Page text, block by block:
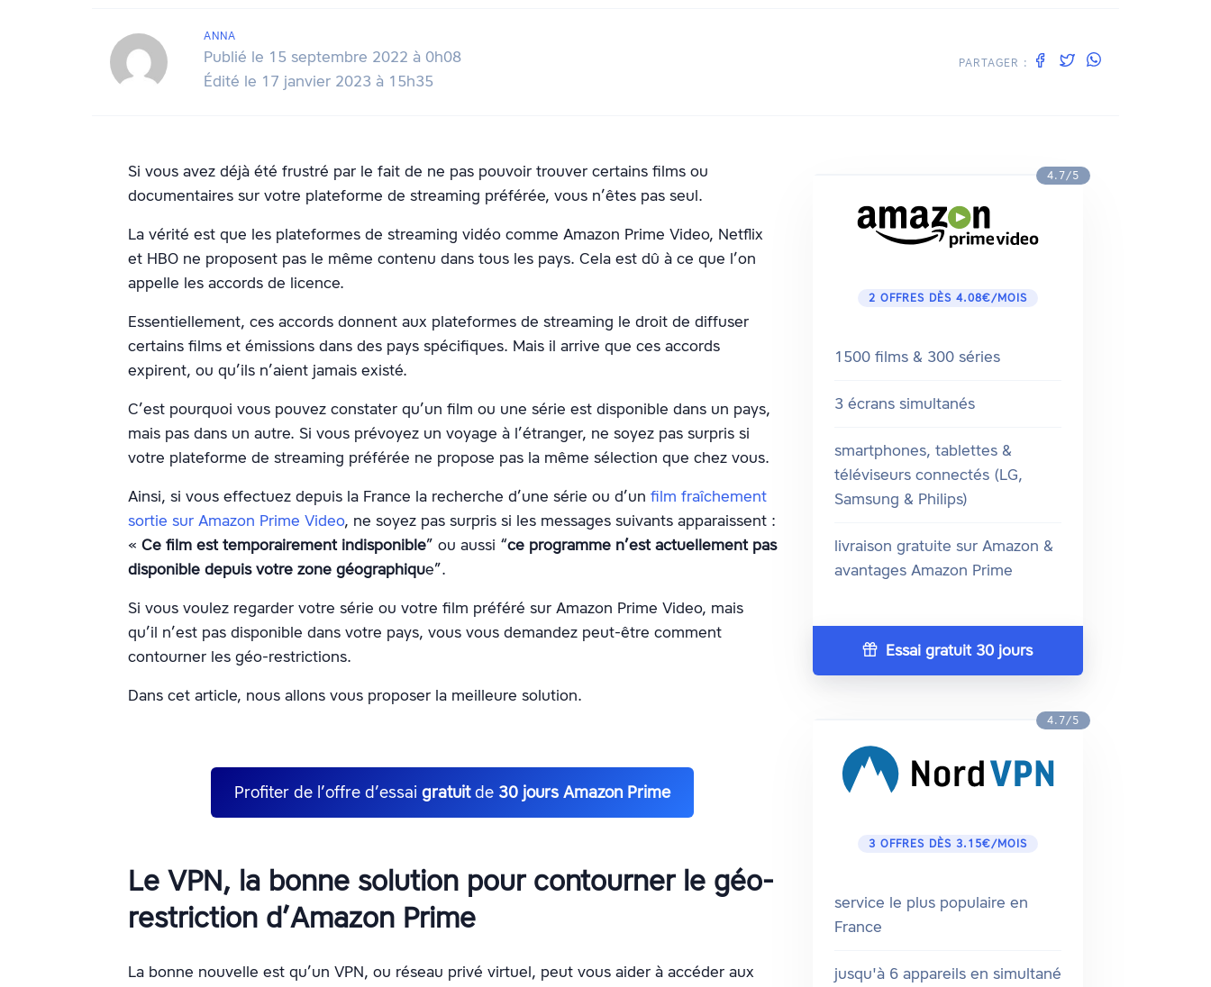
ANNA
Publié le 15 septembre 2022 à 0h08
Édité le 17 janvier 2023 à 15h35
PARTAGER :
Si vous avez déjà été frustré par le fait de ne pas pouvoir trouver certains films ou
documentaires sur votre plateforme de streaming préférée, vous n’êtes pas seul.
La vérité est que les plateformes de streaming vidéo comme Amazon Prime Video, Netflix
et HBO ne proposent pas le même contenu dans tous les pays. Cela est dû à ce que l’on
appelle les accords de licence.
Essentiellement, ces accords donnent aux plateformes de streaming le droit de diffuser
certains films et émissions dans des pays spécifiques. Mais il arrive que ces accords
expirent, ou qu’ils n’aient jamais existé.
C’est pourquoi vous pouvez constater qu’un film ou une série est disponible dans un pays,
mais pas dans un autre. Si vous prévoyez un voyage à l’étranger, ne soyez pas surpris si
votre plateforme de streaming préférée ne propose pas la même sélection que chez vous.
Ainsi, si vous effectuez depuis la France la recherche d’une série ou d’un film fraîchement
sortie sur Amazon Prime Video, ne soyez pas surpris si les messages suivants apparaissent :
« Ce film est temporairement indisponible” ou aussi “ce programme n’est actuellement pas
disponible depuis votre zone géographique”.
Si vous voulez regarder votre série ou votre film préféré sur Amazon Prime Video, mais
qu’il n’est pas disponible dans votre pays, vous vous demandez peut-être comment
contourner les géo-restrictions.
Dans cet article, nous allons vous proposer la meilleure solution.
Profiter de l’offre d’essai gratuitde 30 jours Amazon Prime
Le VPN, la bonne solution pour contourner le géo-
restriction d’Amazon Prime
La bonne nouvelle est qu’un VPN, ou réseau privé virtuel, peut vous aider à accéder aux
4.7/5
2 OFFRES DÈS 4.08€/MOIS
1500 films & 300 séries
3 écrans simultanés
smartphones, tablettes &
téléviseurs connectés (LG,
Samsung & Philips)
livraison gratuite sur Amazon &
avantages Amazon Prime
Essai gratuit 30 jours
4.7/5
3 OFFRES DÈS 3.15€/MOIS
service le plus populaire en
France
jusqu'à 6 appareils en simultané